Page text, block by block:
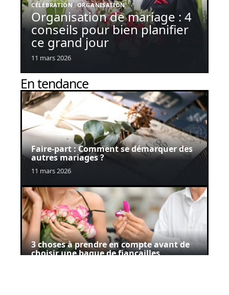
CÉLÉBRATION ORGANISATION
Organisation de mariage : 4
conseils pour bien planifier
ce grand jour
11 mars 2026
En tendance
Faire-part : Comment se démarquer des
autres mariages ?
11 mars 2026
3 choses à prendre en compte avant de
choisir une bague de fiançailles